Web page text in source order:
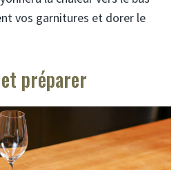
vos garnitures et dorer le
préparer